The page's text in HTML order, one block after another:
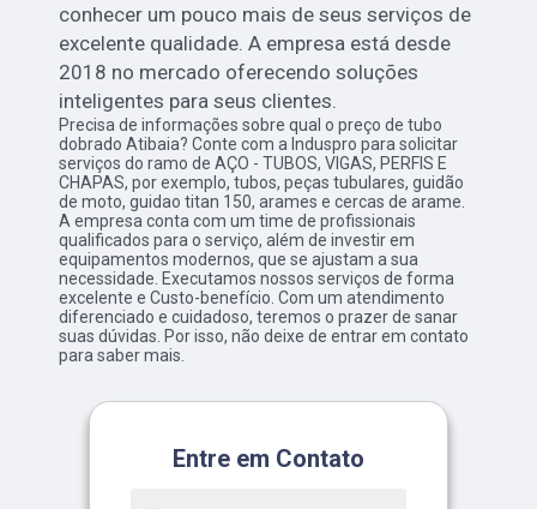
conhecer um pouco mais de seus serviços de
excelente qualidade. A empresa está desde
2018 no mercado oferecendo soluções
inteligentes para seus clientes.
Precisa de informações sobre qual o preço de tubo
dobrado Atibaia? Conte com a Induspro para solicitar
serviços do ramo de AÇO - TUBOS, VIGAS, PERFIS E
CHAPAS, por exemplo, tubos, peças tubulares, guidão
de moto, guidao titan 150, arames e cercas de arame.
A empresa conta com um time de profissionais
qualificados para o serviço, além de investir em
equipamentos modernos, que se ajustam a sua
necessidade. Executamos nossos serviços de forma
excelente e Custo-benefício. Com um atendimento
diferenciado e cuidadoso, teremos o prazer de sanar
suas dúvidas. Por isso, não deixe de entrar em contato
para saber mais.
Entre em Contato